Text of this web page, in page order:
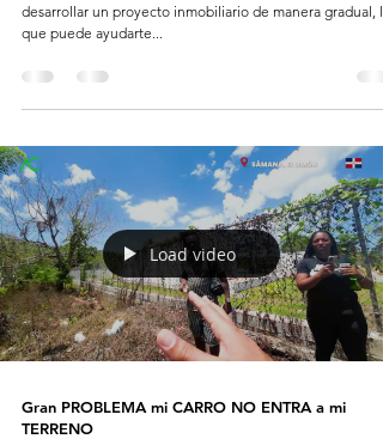
desarrollar un proyecto inmobiliario de manera gradual, lo
que puede ayudarte...
Load video
Gran PROBLEMA mi CARRO NO ENTRA a mi
TERRENO